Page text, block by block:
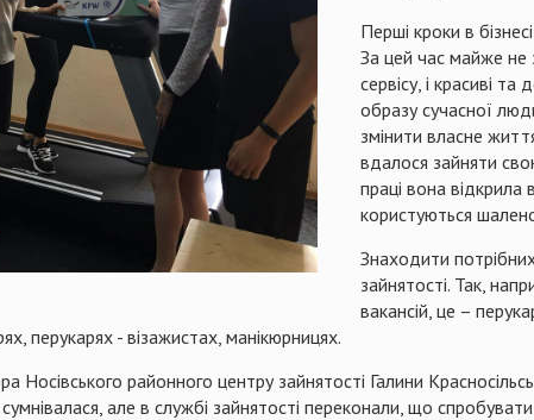
Перші кроки в
За цей час майже не
сервісу, і красиві
образу сучасної
змінити власне
вдалося зайняти
праці вона
користуються
Знаходити
зайнятості. Так,
вакансій, це –
перукарях - візажистах, манікюрницях.
Носівського районного центру зайнятості Галини
але в службі зайнятості переконали, що